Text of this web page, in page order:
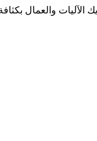
الآليات والعمال